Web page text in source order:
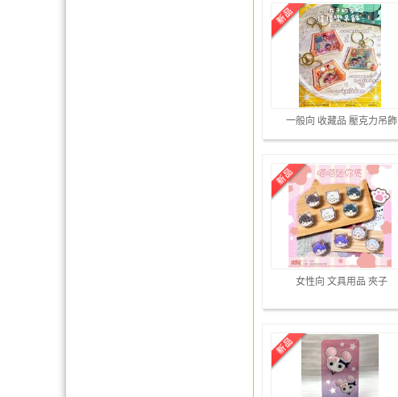
一般向 收藏品 壓克力吊飾
女性向 文具用品 夾子